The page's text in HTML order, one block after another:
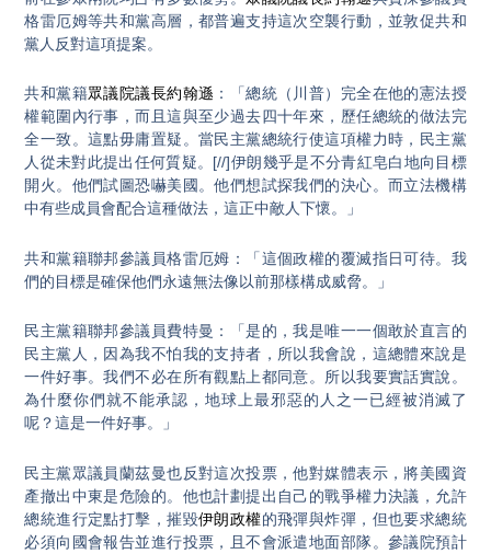
格雷厄姆等共和黨高層，都普遍支持這次空襲行動，並敦促共和
黨人反對這項提案。
共和黨籍眾議院議長約翰遜 ：「總統（川普）完全在他的憲法授
權範圍內行事，而且這與至少過去四十年來，歷任總統的做法完
全一致。這點毋庸置疑。當民主黨總統行使這項權力時，民主黨
人從未對此提出任何質疑。[//]伊朗幾乎是不分青紅皂白地向目標
開火。他們試圖恐嚇美國。他們想試探我們的決心。而立法機構
中有些成員會配合這種做法，這正中敵人下懷。」
共和黨籍聯邦參議員格雷厄姆：「這個政權的覆滅指日可待。我
們的目標是確保他們永遠無法像以前那樣構成威脅。」
民主黨籍聯邦參議員費特曼：「是的，我是唯一一個敢於直言的
民主黨人，因為我不怕我的支持者，所以我會說，這總體來說是
一件好事。我們不必在所有觀點上都同意。所以我要實話實說。
為什麼你們就不能承認，地球上最邪惡的人之一已經被消滅了
呢？這是一件好事。」
民主黨眾議員蘭茲曼也反對這次投票，他對媒體表示，將美國資
產撤出中東是危險的。他也計劃提出自己的戰爭權力決議，允許
總統進行定點打擊，摧毀伊朗政權的飛彈與炸彈，但也要求總統
必須向國會報告並進行投票，且不會派遣地面部隊。參議院預計